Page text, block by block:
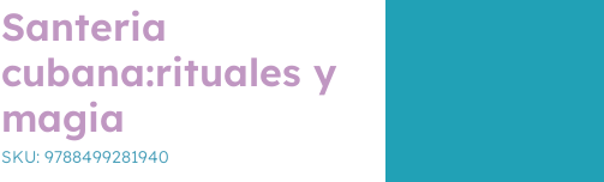
Santeria
cubana:rituales y
magia
SKU: 9788499281940